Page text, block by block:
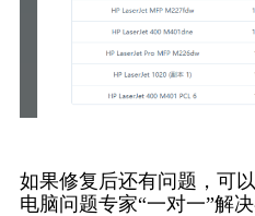
如果修复后还有问题，可
电脑问题专家“一对一”解